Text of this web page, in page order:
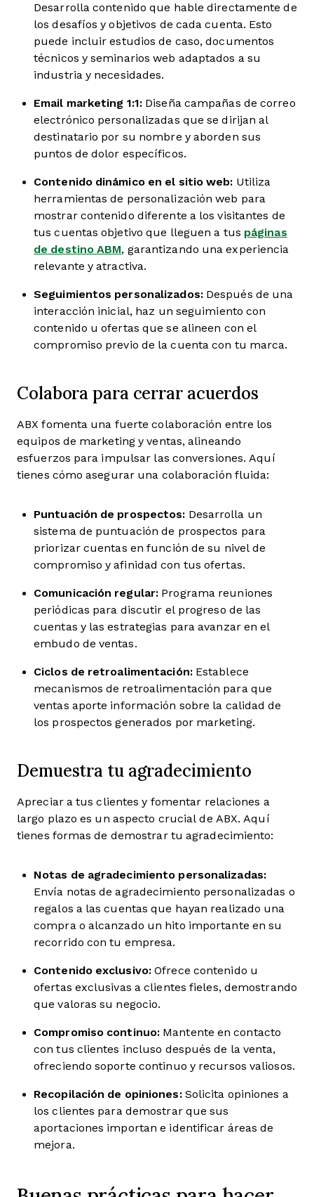
Desarrolla contenido que hable directamente de
los desafíos y objetivos de cada cuenta. Esto
puede incluir estudios de caso, documentos
técnicos y seminarios web adaptados a su
industria y necesidades.
Email marketing 1:1: Diseña campañas de correo
electrónico personalizadas que se dirijan al
destinatario por su nombre y aborden sus
puntos de dolor específicos.
Contenido dinámico en el sitio web: Utiliza
herramientas de personalización web para
mostrar contenido diferente a los visitantes de
tus cuentas objetivo que lleguen a tus páginas
de destino ABM, garantizando una experiencia
relevante y atractiva.
Seguimientos personalizados:Después de una
interacción inicial, haz un seguimiento con
contenido u ofertas que se alineen con el
compromiso previo de la cuenta con tu marca.
Colabora para cerrar acuerdos
ABX fomenta una fuerte colaboración entre los
equipos de marketing y ventas, alineando
esfuerzos para impulsar las conversiones. Aquí
tienes cómo asegurar una colaboración fluida:
Puntuación de prospectos: Desarrolla un
sistema de puntuación de prospectos para
priorizar cuentas en función de su nivel de
compromiso y afinidad con tus ofertas.
Comunicación regular: Programa reuniones
periódicas para discutir el progreso de las
cuentas y las estrategias para avanzar en el
embudo de ventas.
Ciclos de retroalimentación: Establece
mecanismos de retroalimentación para que
ventas aporte información sobre la calidad de
los prospectos generados por marketing.
Demuestra tu agradecimiento
Apreciar a tus clientes y fomentar relaciones a
largo plazo es un aspecto crucial de ABX. Aquí
tienes formas de demostrar tu agradecimiento:
Notas de agradecimiento personalizadas:
Envía notas de agradecimiento personalizadas o
regalos a las cuentas que hayan realizado una
compra o alcanzado un hito importante en su
recorrido con tu empresa.
Contenido exclusivo:Ofrece contenido u
ofertas exclusivas a clientes fieles, demostrando
que valoras su negocio.
Compromiso continuo: Mantente en contacto
con tus clientes incluso después de la venta,
ofreciendo soporte continuo y recursos valiosos.
Recopilación de opiniones: Solicita opiniones a
los clientes para demostrar que sus
aportaciones importan e identificar áreas de
mejora.